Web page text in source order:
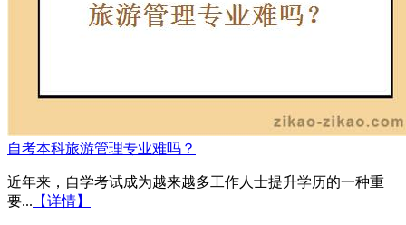
自考本科旅游管理专业难吗？
近年来，自学考试成为越来越多工作人士提升学历的一种重
要... 【详情】